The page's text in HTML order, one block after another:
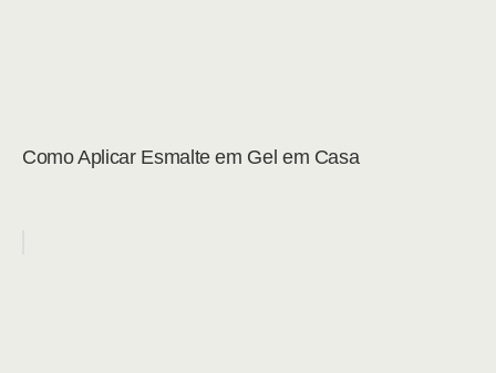
Como Aplicar Esmalte em Gel em Casa